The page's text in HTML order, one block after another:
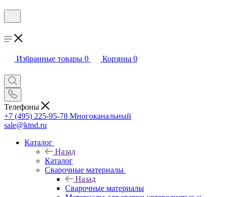
Избранные товары 0 Корзина 0
Телефоны
+7 (495) 225-95-78 Многоканальный
sale@ktnd.ru
Каталог
Назад
Каталог
Сварочные материалы
Назад
Сварочные материалы